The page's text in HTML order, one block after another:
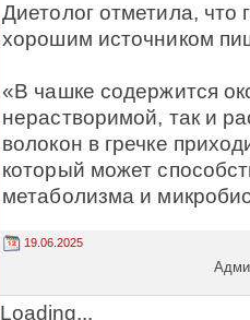
Диетолог отметила, что
хорошим источником
«В чашке содержится
нерастворимой, так и
волокон в гречке
который может
метаболизма и
19.06.2025
Loading...